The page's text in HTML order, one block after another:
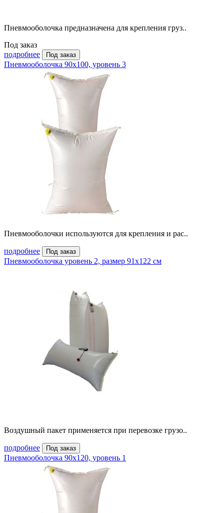
Пневмооболочка предназначена для крепления груз..
Под заказ
подробнее
Под заказ
Пневмооболочка 90х100, уровень 3
Пневмооболочки используются для крепления и рас..
подробнее Под заказ
Пневмооболочка уровень 2, размер 91x122 см
Воздушный пакет применяется при перевозке грузо..
подробнее Под заказ
Пневмооболочка 90х120, уровень 1